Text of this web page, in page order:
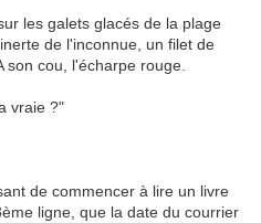
les galets glacés de la plage
de l'inconnue, un filet de
son cou, l'écharpe rouge.
vraie ?"
de commencer à lire un livre
ligne, que la date du courrier